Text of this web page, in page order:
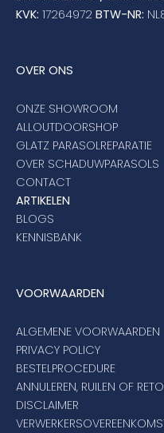
KVK: 17264972 BTW-NR:
OVER ONS
ONZE SHOWROOM
ALLOUTDOORSHOP
GLATZ PARASOLREPARATIE
OVER SCHADUWPARASOLS
CONTACT
ARTIKELEN
BLOGS
KENNISBANK
VOORWAARDEN
ALGEMENE VOORWAARDEN
PRIVACY POLICY
BESTELPROCEDURE
ANNULEREN, RUILEN OF
DISCLAIMER